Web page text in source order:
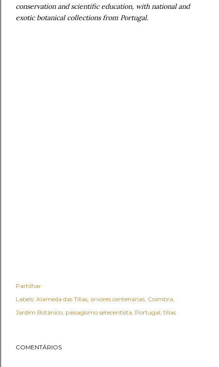
conservation and scientific education, with national and
exotic botanical collections from Portugal.
Partilhar
Labels: Alameda das Tílias árvores centenárias Coimbra
Jardim Botânico paisagismo setecentista Portugal tílias
COMENTÁRIOS